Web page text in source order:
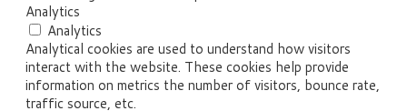
Analytics
Analytics
Analytical cookies are used to understand how visitors
interact with the website. These cookies help provide
information on metrics the number of visitors, bounce rate,
traffic source, etc.